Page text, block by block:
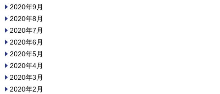
2020年9月
2020年8月
2020年7月
2020年6月
2020年5月
2020年4月
2020年3月
2020年2月